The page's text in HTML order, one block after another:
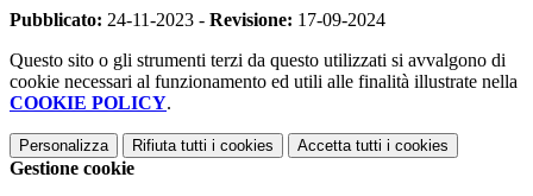
Pubblicato: 24-11-2023 - Revisione: 17-09-2024
Questo sito o gli strumenti terzi da questo utilizzati si avvalgono di
cookie necessari al funzionamento ed utili alle finalità illustrate nella
COOKIE POLICY.
Personalizza Rifiuta tutti i cookies Accetta tutti i cookies
Gestione cookie